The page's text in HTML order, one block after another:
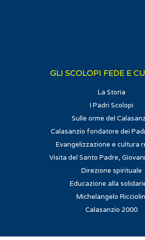
GLI SCOLOPI FEDE E
La Storia
I Padri Scolopi
Sulle orme del
Calasanzio fondatore dei
Evangelizzazione e cultura
Visita del Santo Padre,
Direzione spirituale
Educazione alla
Michelangelo
Calasanzio 2000